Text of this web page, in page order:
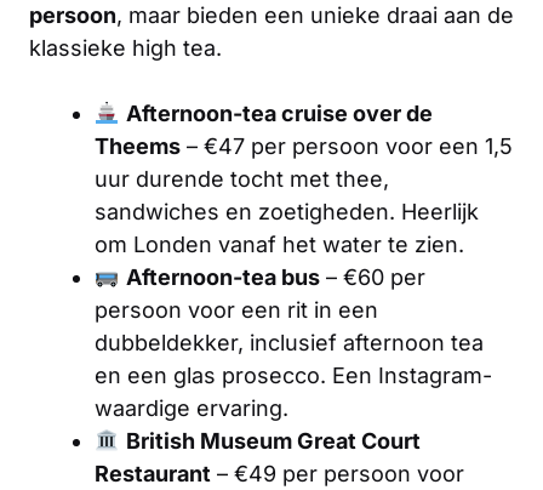
persoon, maar bieden een unieke draai aan de
klassieke high tea.
Afternoon-tea cruise over de
Theems – €47 per persoon voor een 1,5
uur durende tocht met thee,
sandwiches en zoetigheden. Heerlijk
om Londen vanaf het water te zien.
Afternoon-tea bus– €60 per
persoon voor een rit in een
dubbeldekker, inclusief afternoon tea
en een glas prosecco. Een Instagram-
waardige ervaring.
British Museum Great Court
Restaurant – €49 per persoon voor